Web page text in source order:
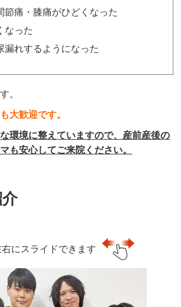
節痛・膝痛がひどくなった
なった
漏れするようになった
。
大歓迎です。
環境に整えていますので、産前産後の
も安心してご来院ください。
にスライドできます